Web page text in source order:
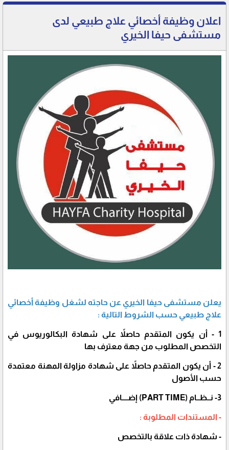
اعلان وظيفة أخصائي علاج طبيعي لدى
مستشفى حيفا الخيري
يعلن مستشفى حيفا الخيري عن حاجته لشغل وظيفة أخصائي
علاج طبيعي حسب الشروط التالية :
1 - أن يكون المتقدم حاصلاً على شهادة البكالوريوس في
التخصص المطلوب من جهة معترف بها
2 - أن يكون المتقدم حاصلاً على شهادة مزاولة المهنة معتمدة
حسب الأصول
3- نــظــام (PART TIME) إضــــافي
- المستندات المطلوبة :
- شهادة ذات علاقة بالتخصص